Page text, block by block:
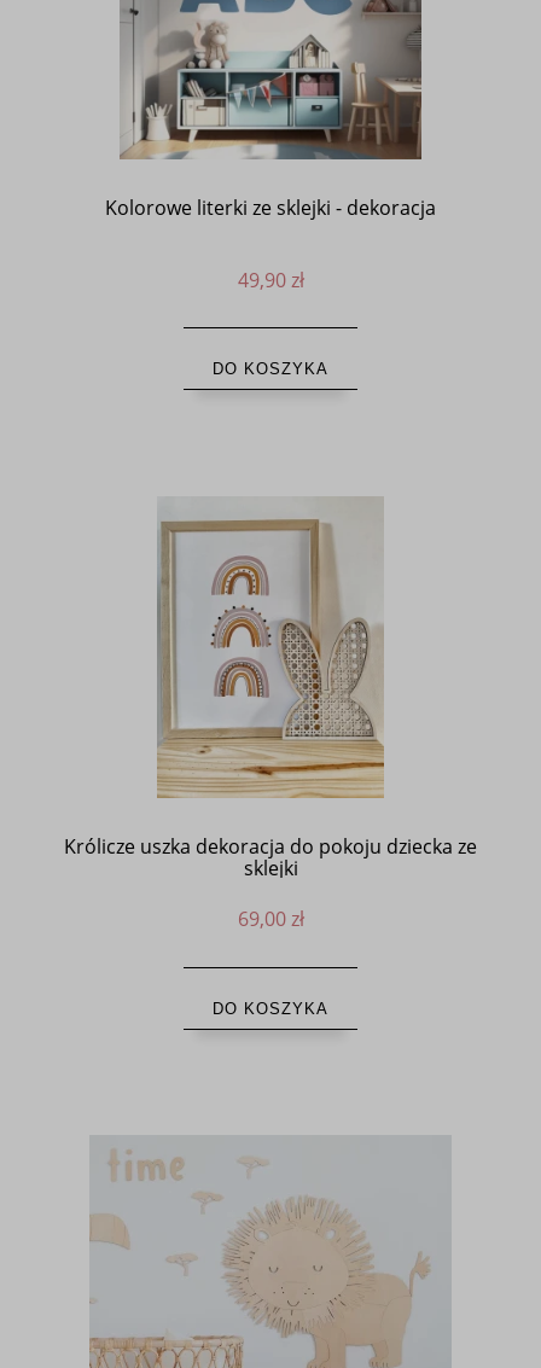
Kolorowe literki ze sklejki - dekoracja
49,90 zł
DO KOSZYKA
Królicze uszka dekoracja do pokoju dziecka ze
sklejki
69,00 zł
DO KOSZYKA